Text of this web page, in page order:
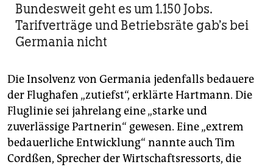
Bundesweit geht es um 1.150 Jobs.
Tarifverträge und Betriebsräte gab’s bei
Germania nicht
Die Insolvenz von Germania jedenfalls bedauere
der Flughafen „zutiefst“, erklärte Hartmann. Die
Fluglinie sei jahrelang eine „starke und
zuverlässige Partnerin“ gewesen. Eine „extrem
bedauerliche Entwicklung“ nannte auch Tim
Cordßen, Sprecher der Wirtschaftsressorts, die